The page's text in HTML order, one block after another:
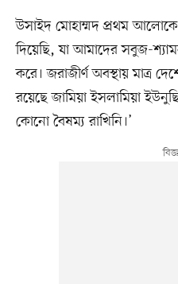
উসাইদ মোহাম্মদ প্রথম আলোকে
দিয়েছি, যা আমাদের সবুজ-
করে। জরাজীর্ণ অবস্থায় মাত্র
রয়েছে জামিয়া ইসলামিয়া
কোনো বৈষম্য রাখিনি।’